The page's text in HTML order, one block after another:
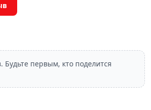
Будьте первым, кто поделится